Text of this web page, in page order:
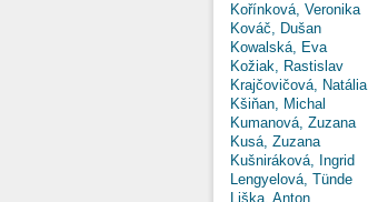
Kořínková, Veronika
Kováč, Dušan
Kowalská, Eva
Kožiak, Rastislav
Krajčovičová, Natália
Kšiňan, Michal
Kumanová, Zuzana
Kusá, Zuzana
Kušniráková, Ingrid
Lengyelová, Tünde
Liška, Anton